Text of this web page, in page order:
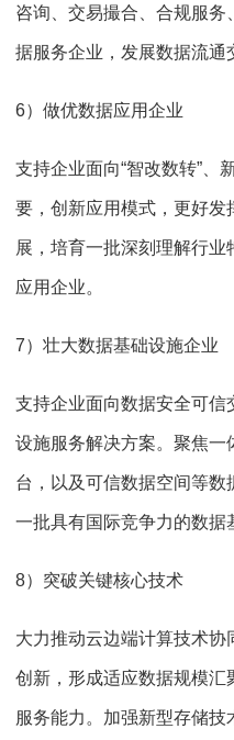
咨询、交易撮合、合规服
据服务企业，发展数据流通
6）做优数据应用企业
支持企业面向“智改数转”、
要，创新应用模式，更好
展，培育一批深刻理解行
应用企业。
7）壮大数据基础设施企业
支持企业面向数据安全可信
设施服务解决方案。聚焦
台，以及可信数据空间等
一批具有国际竞争力的数据
8）突破关键核心技术
大力推动云边端计算技术
创新，形成适应数据规模
服务能力。加强新型存储